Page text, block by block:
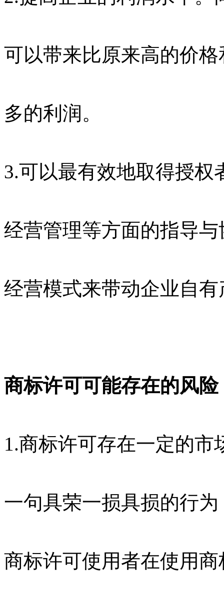
可以带来比原来高的价
多的利润。
3.可以最有效地取得授
经营管理等方面的指导
经营模式来带动企业自
商标许可可能存在的风险
1.商标许可存在一定的
一句具荣一损具损的行
商标许可使用者在使用